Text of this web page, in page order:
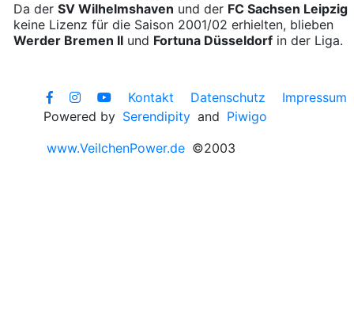
Da der SV Wilhelmshaven und der FC Sachsen Leipzig
keine Lizenz für die Saison 2001/02 erhielten, blieben
Werder Bremen II und Fortuna Düsseldorf in der Liga.
Kontakt Datenschutz
Impressum
Powered by Serendipity and Piwigo
www.VeilchenPower.de ©2003